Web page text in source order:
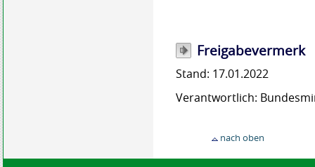
Freigabevermerk
Stand: 17.01.2022
Verantwortlich:
nach oben